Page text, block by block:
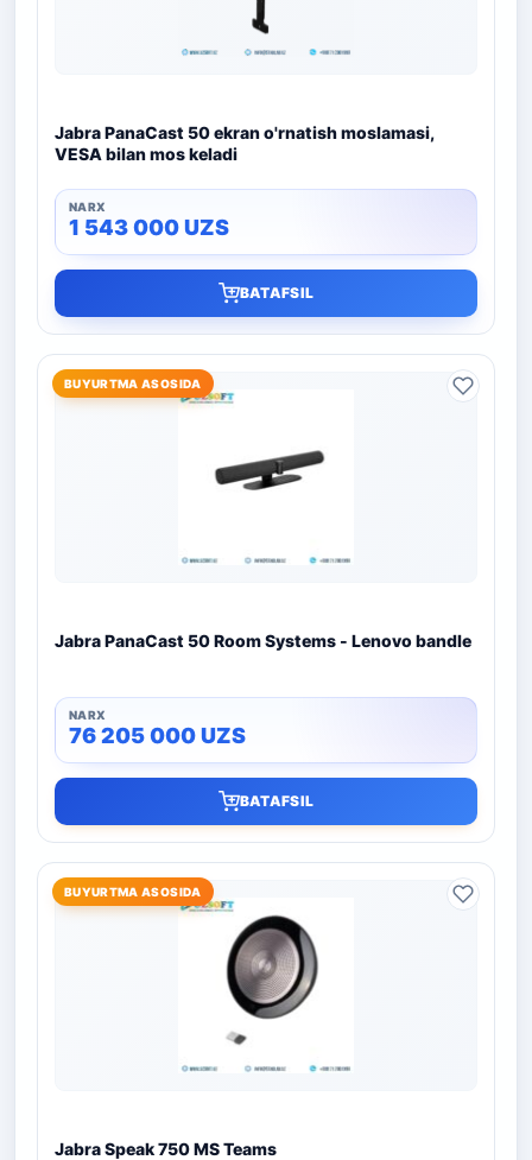
Jabra PanaCast 50 ekran o'rnatish moslamasi,
VESA bilan mos keladi
1 543 000UZS
BATAFSIL
BUYURTMA ASOSIDA
Jabra PanaCast 50 Room Systems - Lenovo bandle
76 205 000UZS
BATAFSIL
BUYURTMA ASOSIDA
Jabra Speak 750 MS Teams